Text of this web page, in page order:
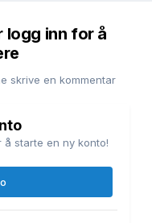
logg inn for å
skrive en kommentar
starte en ny konto!